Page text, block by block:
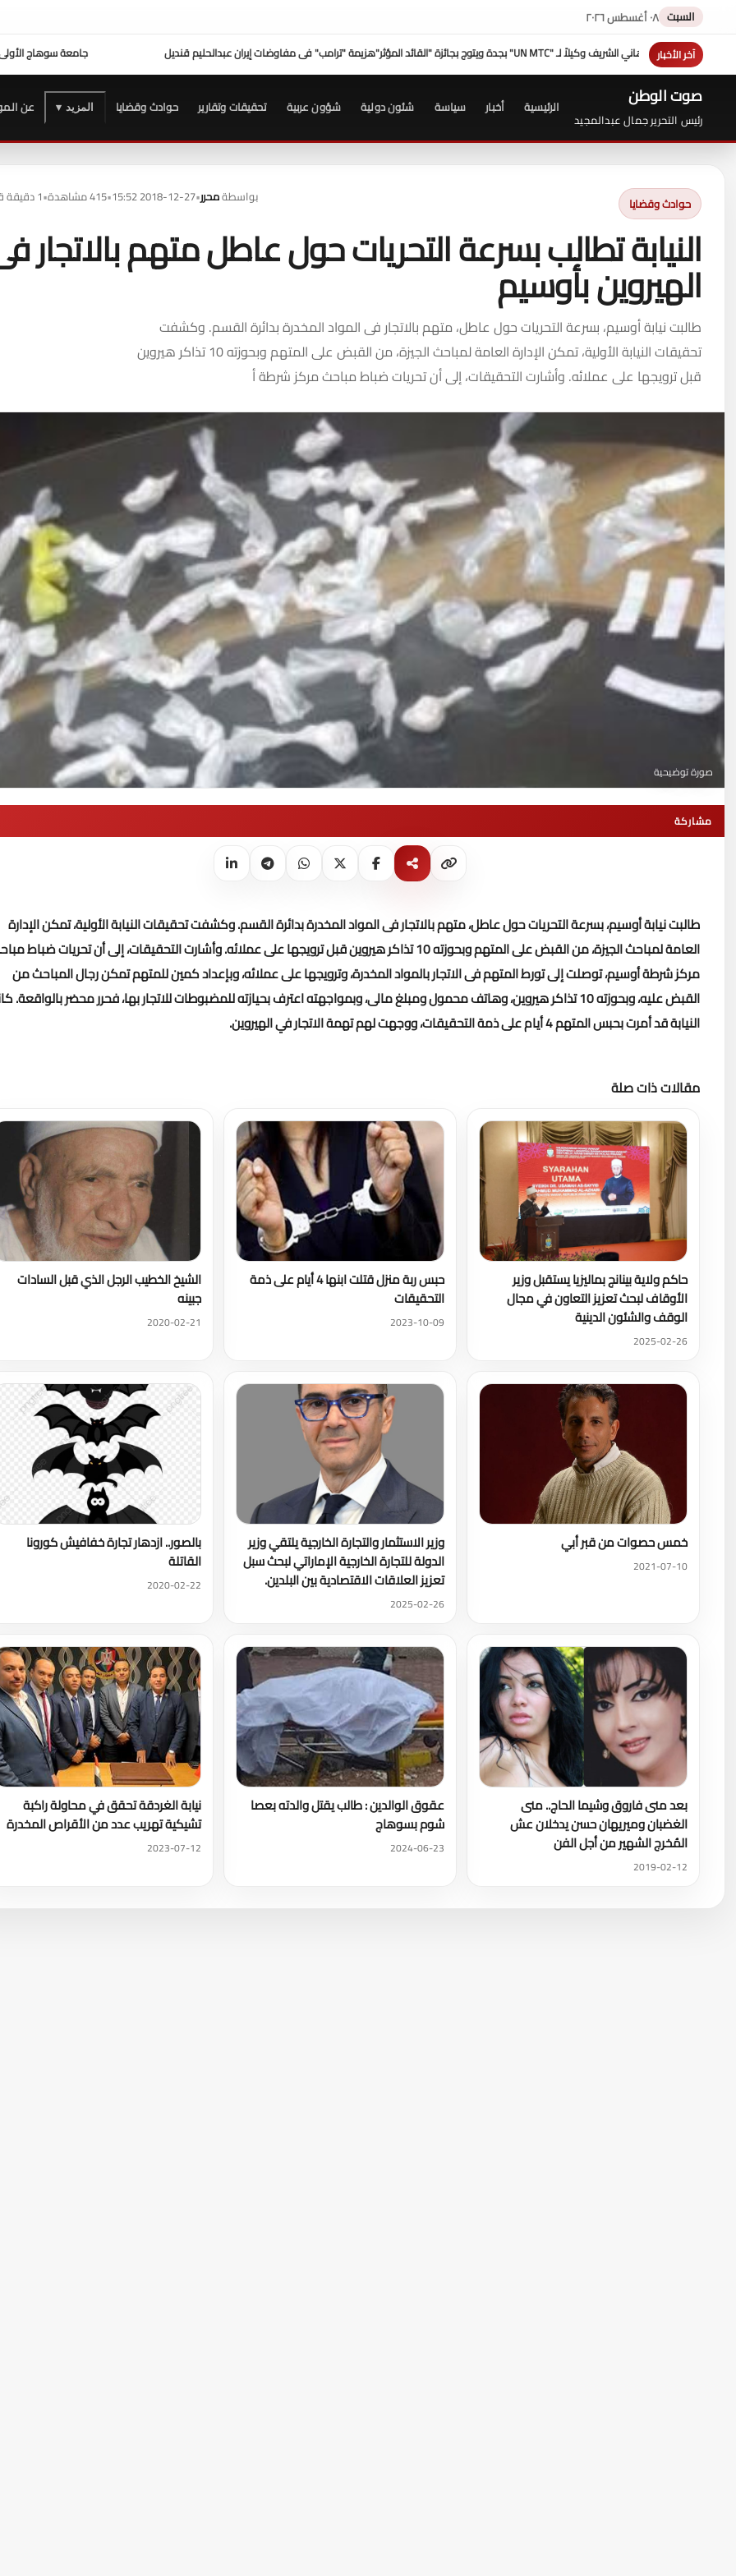
السبت ٠٨ أغسطس ٢٠٢٦
آخر الأخبار عزاء واجب ..جامعة سوهاج الأولى في الاستجابة لشكاوى المواطنينهزيمة "ترامب" فى مفاوضات إيران عبدالحليم قنديل
صوت الوطن
رئيس التحرير جمال عبدالمجيد
الرئيسية أخبار سياسة شئون دولية شؤون عربية تحقيقات وتقارير حوادث وقضايا المزيد ▾ عن
حوادث وقضايا بواسطةمحرر•
2018-12-27 15:52
•415 مشاهدة •1 دقيقة قراءة
النيابة تطالب بسرعة التحريات حول عاطل متهم بالاتجار
الهيروين بأوسيم
طالبت نيابة أوسيم، بسرعة التحريات حول عاطل، متهم بالاتجار فى المواد المخدرة بدائرة القسم. وكشفت
تحقيقات النيابة الأولية، تمكن الإدارة العامة لمباحث الجيزة، من القبض على المتهم وبحوزته 10 تذاكر هيروين
قبل ترويجها على عملائه. وأشارت التحقيقات، إلى أن تحريات ضباط مباحث مركز شرطة أ
صورة توضيحية
مشاركة
طالبت نيابة أوسيم، بسرعة التحريات حول عاطل، متهم بالاتجار فى المواد المخدرة بدائرة القسم.وكشفت تحقيقات النيابة الأولية، تمكن الإدارة
العامة لمباحث الجيزة، من القبض على المتهم وبحوزته 10 تذاكر هيروين قبل ترويجها على عملائه.
وأشارت التحقيقات، إلى أن تحريات ضباط
مركز شرطة أوسيم، توصلت إلى تورط المتهم فى الاتجار بالمواد المخدرة، وترويجها على عملائه، وبإعداد كمين للمتهم تمكن رجال المباحث من
القبض عليه، وبحوزته 10 تذاكر هيروين، وهاتف محمول ومبلغ مالى، وبمواجهته اعترف بحيازته للمضبوطات للاتجار بها، فحرر محضر بالواقعة.
النيابة قد أمرت بحبس المتهم 4 أيام على ذمة التحقيقات، ووجهت لهم تهمة الاتجار في الهيروين.
مقالات ذات صلة
حاكم ولاية بينانج بماليزيا يستقبل وزير
الأوقاف لبحث تعزيز التعاون في مجال
الوقف والشئون الدينية
2025-02-26
حبس ربة منزل قتلت ابنها 4 أيام على ذمة
التحقيقات
2023-10-09
الشيخ الخطيب الرجل الذي قبل السادات
جبينه
2020-02-21
خمس حصوات من قبر أبي
2021-07-10
وزير الاستثمار والتجارة الخارجية يلتقي وزير
الدولة للتجارة الخارجية الإماراتي لبحث سبل
تعزيز العلاقات الاقتصادية بين البلدين.
2025-02-26
بالصور.. ازدهار تجارة خفافيش كورونا
القاتلة
2020-02-22
بعد منى فاروق وشيما الحاج.. منى
الغضبان وميريهان حسن يدخلان عش
المُخرج الشهير من أجل الفن
2019-02-12
عقوق الوالدين : طالب يقتل والدته بعصا
شوم بسوهاج
2024-06-23
نيابة الغردقة تحقق في محاولة راكبة
تشيكية تهريب عدد من الأقراص المخدرة
2023-07-12